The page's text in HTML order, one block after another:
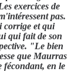
exercices de
pas.
corrige et qui
qui fait de son
"Le bien
que Maurras
fécondant, en le